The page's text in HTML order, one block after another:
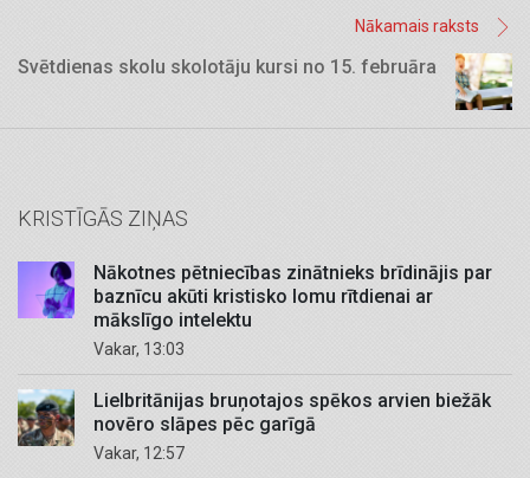
Nākamais raksts
Svētdienas skolu skolotāju kursi no 15. februāra
KRISTĪGĀS ZIŅAS
Nākotnes pētniecības zinātnieks brīdinājis par
baznīcu akūti kristisko lomu rītdienai ar
mākslīgo intelektu
Vakar, 13:03
Lielbritānijas bruņotajos spēkos arvien biežāk
novēro slāpes pēc garīgā
Vakar, 12:57